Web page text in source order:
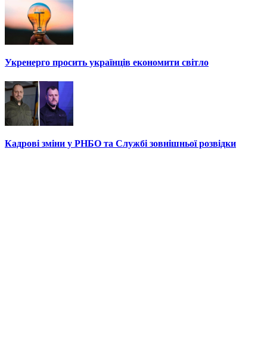
Укренерго просить українців економити світло
Кадрові зміни у РНБО та Службі зовнішньої розвідки